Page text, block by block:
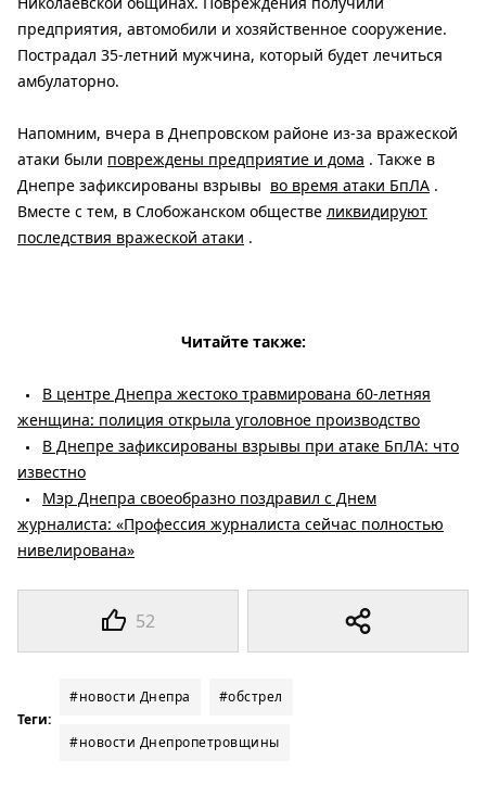
52
предприятия, автомобили и хозяйственное сооружение.
Пострадал 35-летний мужчина, который будет лечиться
амбулаторно.
Напомним, вчера в Днепровском районе из-за вражеской
атаки были повреждены предприятие и дома . Также в
Днепре зафиксированы взрывы во время атаки БпЛА .
Вместе с тем, в Слобожанском обществе ликвидируют
последствия вражеской атаки .
Читайте также:
В центре Днепра жестоко травмирована 60-летняя
женщина: полиция открыла уголовное производство
В Днепре зафиксированы взрывы при атаке БпЛА: что
известно
Мэр Днепра своеобразно поздравил с Днем
журналиста: «Профессия журналиста сейчас полностью
нивелирована»
Теги:
#новости Днепра #обстрел
#новости Днепропетровщины